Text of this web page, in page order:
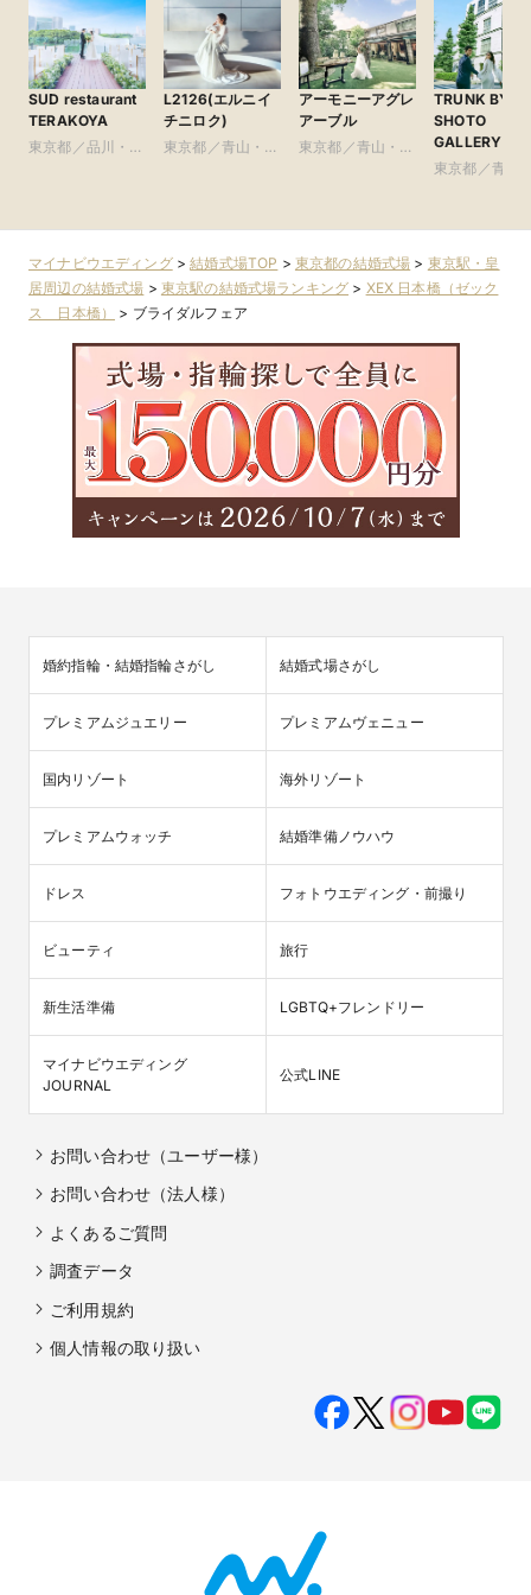
SUD restaurant
TERAKOYA
東京都／品川・目
L2126(エルニイ
チニロク)
東京都／青山・表
アーモニーアグレ
アーブル
東京都／青山・表
TRUNK BY
SHOTO
GALLERY
東京都／青山
マイナビウエディング>結婚式場TOP > 東京都の結婚式場 > 東京駅・皇
居周辺の結婚式場 > 東京駅の結婚式場ランキング > XEX 日本橋（ゼック
ス 日本橋）
> ブライダルフェア
婚約指輪・結婚指輪さがし 結婚式場さがし
プレミアムジュエリー プレミアムヴェニュー
国内リゾート 海外リゾート
プレミアムウォッチ 結婚準備ノウハウ
ドレス フォトウエディング・前撮り
ビューティ 旅行
新生活準備 LGBTQ+フレンドリー
マイナビウエディング
JOURNAL
公式LINE
お問い合わせ（ユーザー様）
お問い合わせ（法人様）
よくあるご質問
調査データ
ご利用規約
個人情報の取り扱い